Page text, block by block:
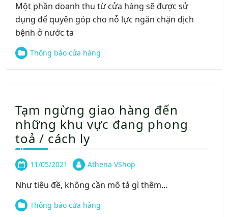
Một phần doanh thu từ cửa hàng sẽ được sử
dụng để quyên góp cho nỗ lực ngăn chặn dịch
bệnh ở nước ta
Thông báo cửa hàng
Tạm ngừng giao hàng đến
những khu vực đang phong
toả / cách ly
11/05/2021 Athena VShop
Như tiêu đề, không cần mô tả gì thêm…
Thông báo cửa hàng